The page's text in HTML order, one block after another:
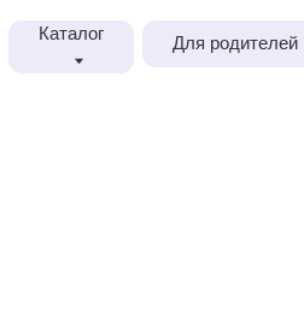
Каталог Для родителей